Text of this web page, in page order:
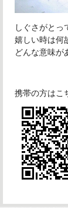
しぐさがとっ
嬉しい時は何
どんな意味が
携帯の方はこ